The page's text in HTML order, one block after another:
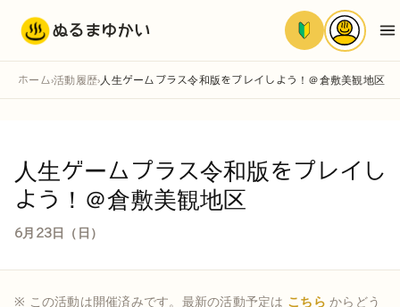
ぬるまゆかい
ホーム ›活動履歴› 人生ゲームプラス令和版をプレイしよう！＠倉敷美観地区
人生ゲームプラス令和版をプレイし
よう！＠倉敷美観地区
6月23日（日）
※ この活動は開催済みです。最新の活動予定は こちら からどう